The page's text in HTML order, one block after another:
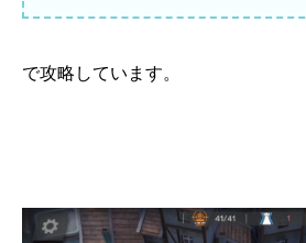
で攻略しています。